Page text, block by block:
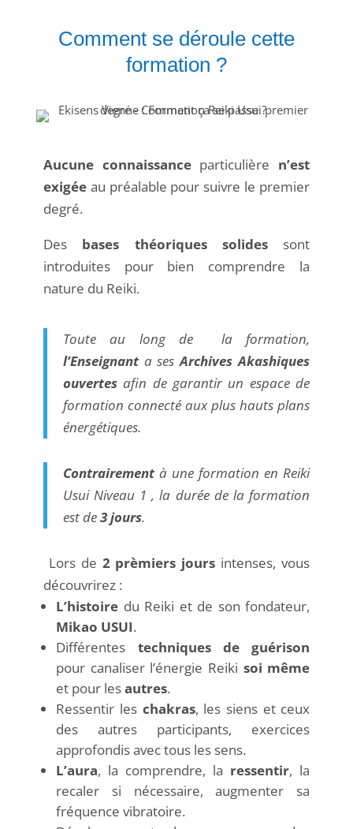
Comment se déroule cette
formation ?
Aucune connaissanceparticulière n’est
exigéeau préalable pour suivre le premier
degré.
Des bases théoriques solidessont
introduites pour bien comprendre la
nature du Reiki.
Toute au long de la formation,
l’Enseignanta sesArchives Akashiques
ouvertesafin de garantir un espace de
formation connecté aux plus hauts plans
énergétiques.
Contrairementà une formation en Reiki
Usui Niveau 1 , la durée de la formation
est de3 jours.
Lors de 2 prèmiers jours intenses, vous
découvrirez :
L’histoire du Reiki et de son fondateur,
Mikao USUI.
Différentes techniques de guérison
pour canaliser l’énergie Reiki soi même
et pour lesautres.
Ressentir les chakras, les siens et ceux
des autres participants, exercices
approfondis avec tous les sens.
L’aura, la comprendre, la ressentir, la
recaler si nécessaire, augmenter sa
fréquence vibratoire.